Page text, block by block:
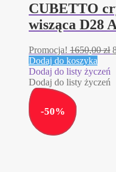
CUBETTO
wisząca D28
Promocja! 1650,00zł
Dodaj do koszyka
Dodaj do listy życzeń
Dodaj do listy życzeń
-50%